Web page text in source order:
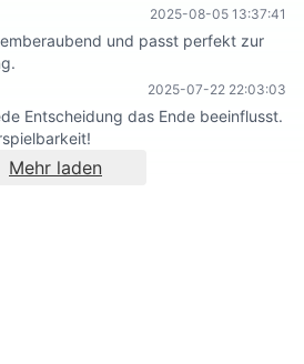
2025-08-05 13:37:41
und passt perfekt zur
2025-07-22 22:03:03
Entscheidung das Ende beeinflusst.
Mehr laden